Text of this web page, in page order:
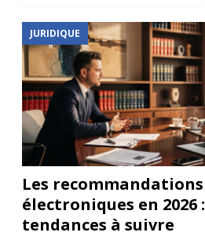
JURIDIQUE
Les recommandations
électroniques en 2026 :
tendances à suivre